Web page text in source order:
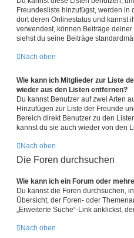
Freundesliste hinzufügst, werden in
dort deren Onlinestatus und kannst
verwendest, können Beiträge
siehst du seine Beiträge
Nach oben
Wie kann ich Mitglieder zur Liste
wieder aus den Listen entfernen?
Du kannst Benutzer auf zwei Arten
Hinzufügen zur Liste der Freunde
Bereich direkt Benutzer zu den
kannst du sie auch wieder von den
Nach oben
Die Foren durchsuchen
Wie kann ich ein Forum oder
Du kannst die Foren durchsuchen,
Übersicht, der Foren- oder
„Erweiterte Suche“-Link anklickst,
Nach oben